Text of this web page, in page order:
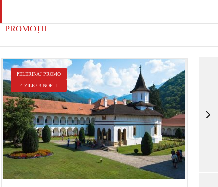
PROMOȚII
PELERINAJ PROMO
4 ZILE / 3 NOPTI